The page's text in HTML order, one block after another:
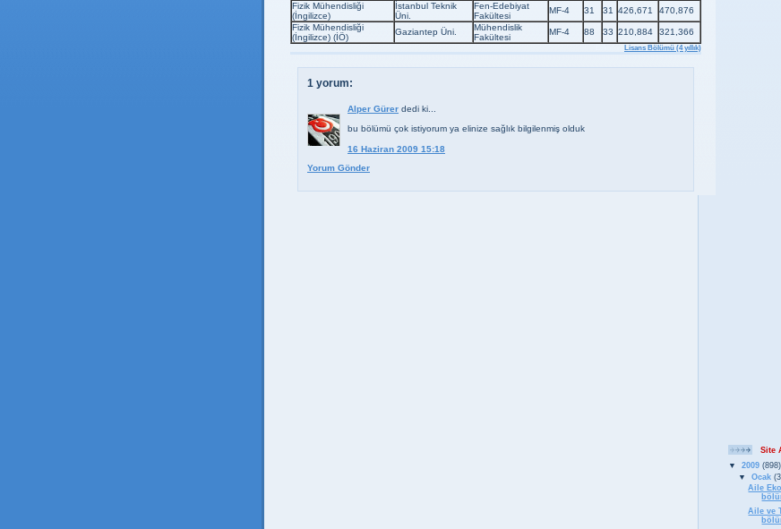
Fizik Mühendisliği
(İngilizce)
İstanbul Teknik
Üni.
Fen-Edebiyat
Fakültesi
MF-4 31 31 426,671
470,876
Fizik Mühendisliği
(İngilizce) (İÖ)
Gaziantep Üni.
Mühendislik
Fakültesi
MF-4 88 33 210,884 321,366
Lisans Bölümü (4 yıllık)
1 yorum:
Alper Gürer dedi ki...
bu bölümü çok istiyorum ya elinize sağlık bilgilenmiş olduk
16 Haziran 2009 15:18
Yorum Gönder
Site
▼ 2009 (898)
▼ Ocak
Aile
Aile ve